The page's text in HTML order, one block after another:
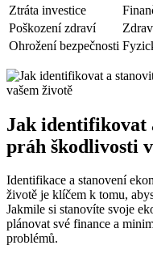
Ztráta investice
Poškození zdraví
Ohrožení bezpečnosti
Jak identifikovat
práh škodlivosti
Identifikace a stanovení
životě je klíčem k tomu,
Jakmile si stanovíte svoje
plánovat své finance a
problémů.